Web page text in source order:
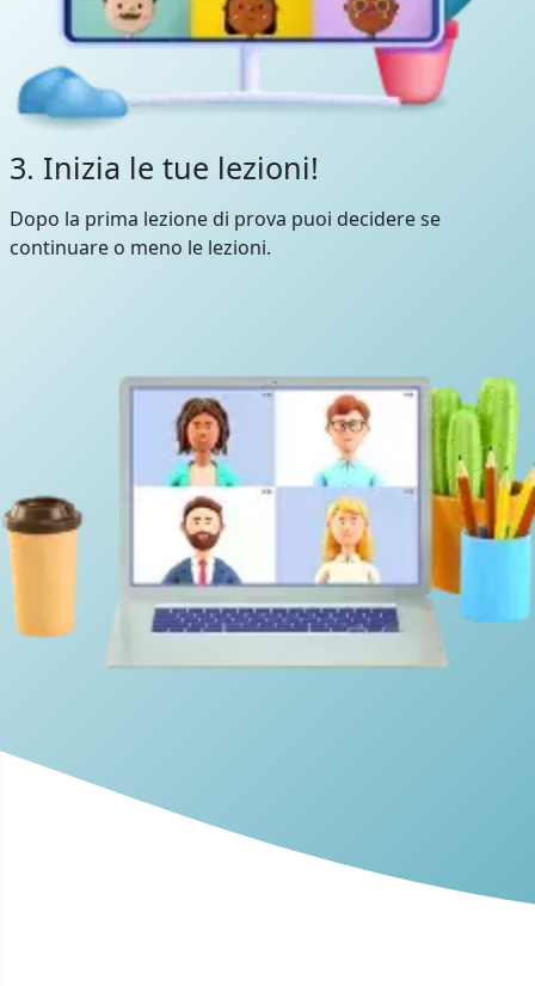
3. Inizia le tue lezioni!
Dopo la prima lezione di prova puoi decidere se
continuare o meno le lezioni.